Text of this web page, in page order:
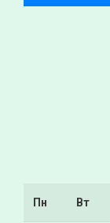
Пн Вт